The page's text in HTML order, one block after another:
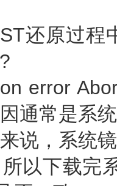
还原过程
error
通常是系
说，系统
以下载完